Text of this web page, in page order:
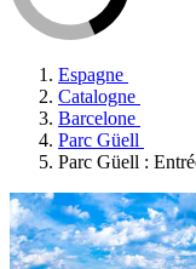
Espagne
Catalogne
Barcelone
Parc Güell
Parc Güell :